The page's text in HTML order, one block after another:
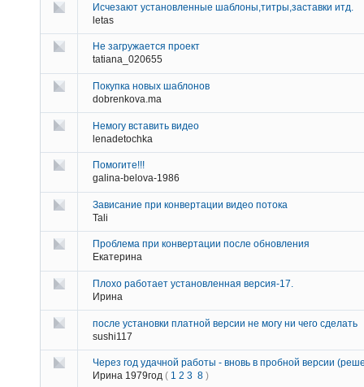
Исчезают установленные шаблоны,титры,заставки итд.
letas
Не загружается проект
tatiana_020655
Покупка новых шаблонов
dobrenkova.ma
Немогу вставить видео
lenadetochka
Помогите!!!
galina-belova-1986
Зависание при конвертации видео потока
Tali
Проблема при конвертации после обновления
Екатерина
Плохо работает установленная версия-17.
Ирина
после установки платной версии не могу ни чего сделать
sushi117
Через год удачной работы - вновь в пробной версии
Ирина 1979год ( 1 2 3 8 )